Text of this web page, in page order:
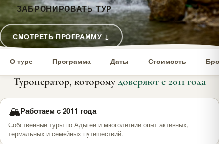
ЗАБРОНИРОВАТЬ ТУР
СМОТРЕТЬ ПРОГРАММУ ↓
О туре Программа Даты Стоимость
Туроператор, которомудоверяют с 2011 года
🏔Работаем с 2011 года
Собственные туры по Адыгее и многолетний опыт активных,
термальных и семейных путешествий.